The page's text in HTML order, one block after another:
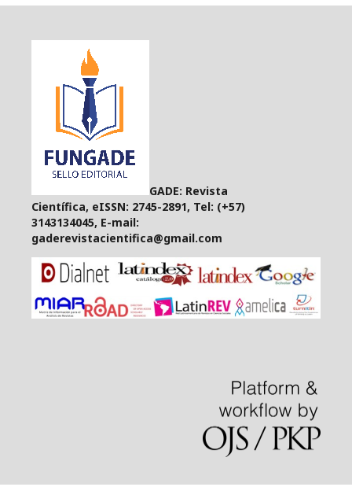
GADE: Revista
Científica, eISSN: 2745-2891, Tel: (+57)
3143134045, E-mail:
gaderevistacientifica@gmail.com